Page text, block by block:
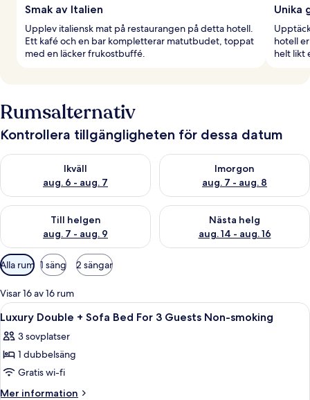
Smak av Italien
Upplev italiensk mat på restaurangen på detta hotell.
Ett kafé och en bar kompletterar matutbudet, toppat
med en läcker frukostbuffé.
Unika
hotell
helt likt
Rumsalternativ
Kontrollera tillgängligheten för dessa datum
Ikväll
aug. 6 - aug. 7
Kontrollera tillgängligheten för ikväll aug. 6 - aug. 7
Imorgon
aug. 7 - aug. 8
Kontrollera tillgängligheten
Till helgen
aug. 7 - aug. 9
Kontrollera tillgängligheten för den här helgen aug. 7 - aug. 9
Nästa helg
aug. 14 - aug. 16
Kontrollera tillgängligheten
Tillgängliga
filter
för
rum
Alla rum 1 säng 2 sängar
Visar 16 av 16 rum
Öppna
alla
foton
för
Luxury
Double
Ett hotellrum med två sängar, ett
1
Luxury Double + Sofa Bed For 3 Guests Non-smoking
3 sovplatser
1 dubbelsäng
Gratis wi-fi
Mer information
Mer